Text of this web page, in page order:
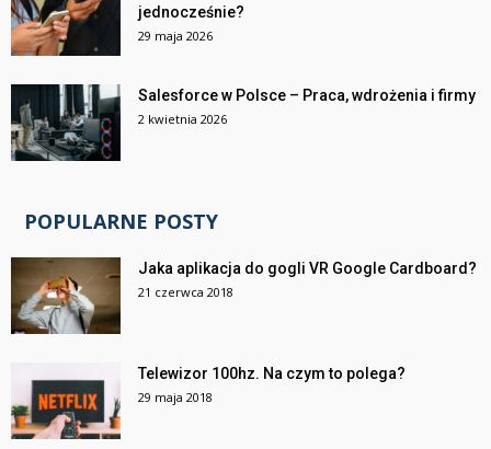
jednocześnie?
29 maja 2026
Salesforce w Polsce – Praca, wdrożenia i firmy
2 kwietnia 2026
POPULARNE POSTY
Jaka aplikacja do gogli VR Google Cardboard?
21 czerwca 2018
Telewizor 100hz. Na czym to polega?
29 maja 2018